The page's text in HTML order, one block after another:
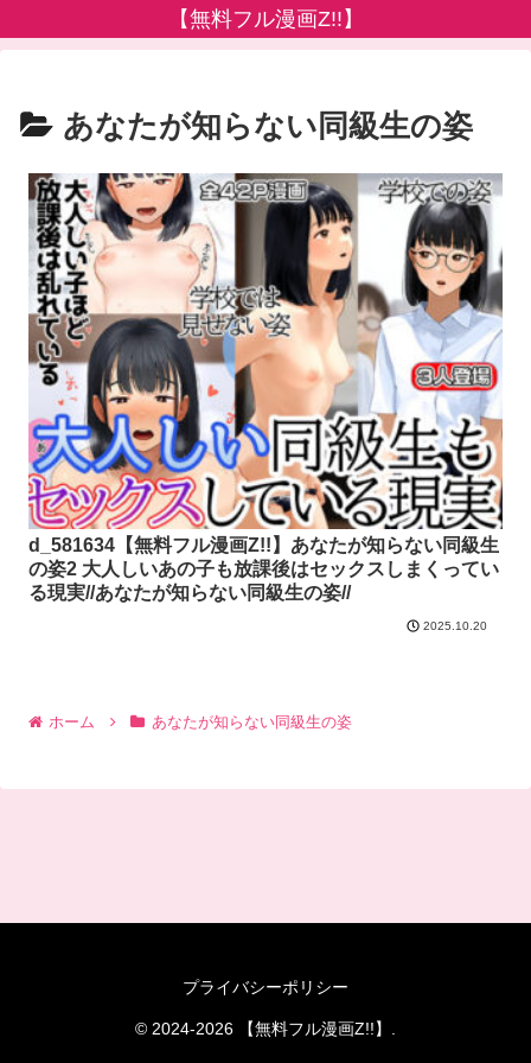
【無料フル漫画Z!!】
あなたが知らない同級生の姿
d_581634【無料フル漫画Z!!】あなたが知らない同級生
の姿2 大人しいあの子も放課後はセックスしまくってい
る現実//あなたが知らない同級生の姿//
2025.10.20
ホーム あなたが知らない同級生の姿
プライバシーポリシー
© 2024-2026 【無料フル漫画Z!!】.